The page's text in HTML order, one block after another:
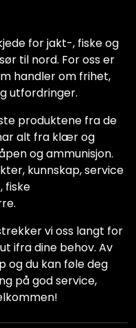
for jakt-, fiske og
til nord. For oss er
handler om frihet,
utfordringer.
produktene fra de
alt fra klær og
og ammunisjon.
kunnskap, service
fiske
vi oss langt for
ifra dine behov. Av
og du kan føle deg
på god service,